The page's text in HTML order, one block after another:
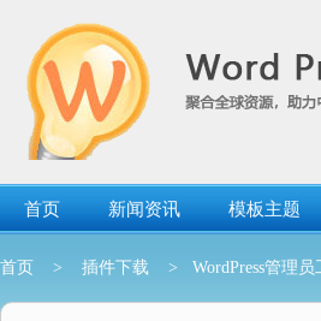
首页 新闻资讯 模板主题
首页 > 插件下载 > WordPress管理员